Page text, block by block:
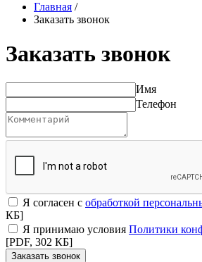
Главная /
Заказать звонок
Заказать звонок
Имя
Телефон
Я согласен с обработкой
КБ]
Я принимаю условия Политики
[PDF, 302 КБ]
Заказать звонок